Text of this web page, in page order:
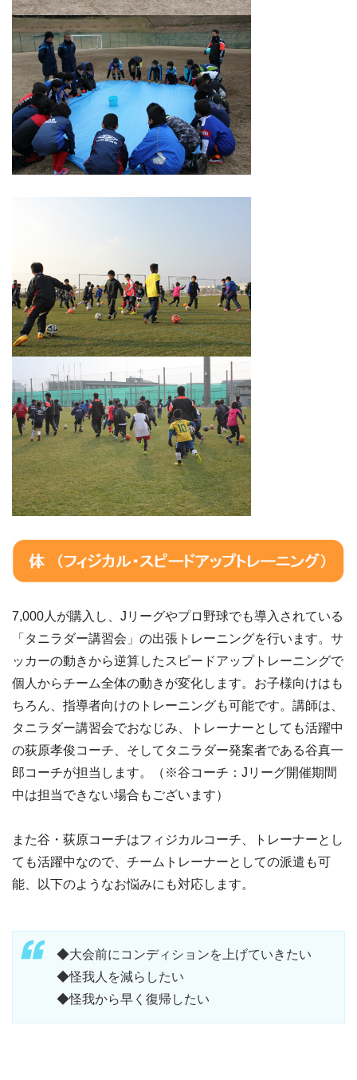
7,000人が購入し、Jリーグやプロ野球でも導入されている
「タニラダー講習会」の出張トレーニングを行います。サ
ッカーの動きから逆算したスピードアップトレーニングで
個人からチーム全体の動きが変化します。お子様向けはも
ちろん、指導者向けのトレーニングも可能です。講師は、
タニラダー講習会でおなじみ、トレーナーとしても活躍中
の荻原孝俊コーチ、そしてタニラダー発案者である谷真一
郎コーチが担当します。（※谷コーチ：Jリーグ開催期間
中は担当できない場合もございます）
また谷・荻原コーチはフィジカルコーチ、トレーナーとし
ても活躍中なので、チームトレーナーとしての派遣も可
能、以下のようなお悩みにも対応します。
◆大会前にコンディションを上げていきたい
◆怪我人を減らしたい
◆怪我から早く復帰したい